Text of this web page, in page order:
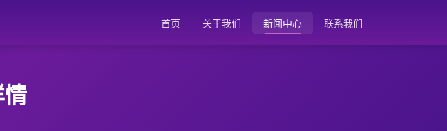
首页 关于我们 新闻中心 联系我们